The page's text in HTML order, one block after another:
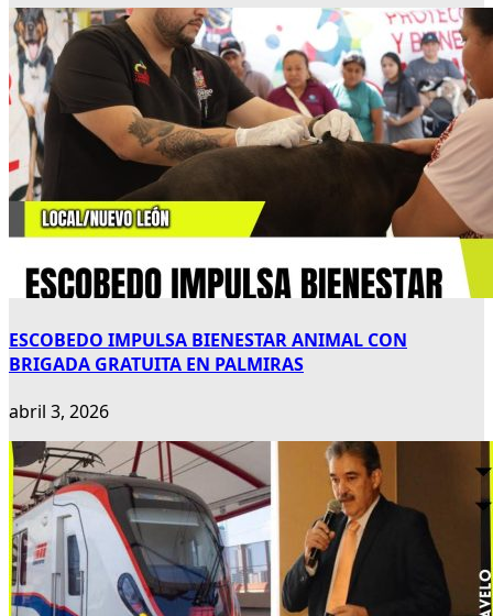
ESCOBEDO IMPULSA BIENESTAR ANIMAL CON
BRIGADA GRATUITA EN PALMIRAS
abril 3, 2026